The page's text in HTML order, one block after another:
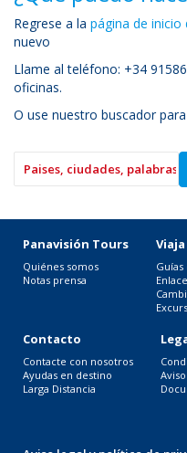
Regrese a la página de inicio
nuevo
Llame al teléfono: +34
oficinas.
O use nuestro buscador
Panavisión Tours
Quiénes somos
Notas prensa
Guías
Contacto
Contacte con nosotros
Ayudas en destino
Larga Distancia